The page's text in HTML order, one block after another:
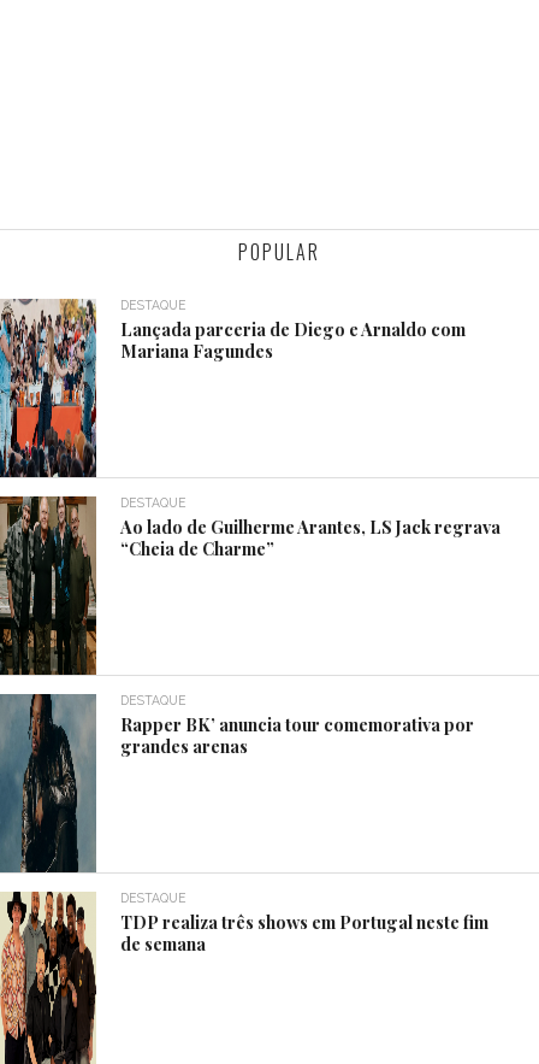
POPULAR
DESTAQUE
Lançada parceria de Diego e Arnaldo com
Mariana Fagundes
DESTAQUE
Ao lado de Guilherme Arantes, LS Jack regrava
“Cheia de Charme”
DESTAQUE
Rapper BK’ anuncia tour comemorativa por
grandes arenas
DESTAQUE
TDP realiza três shows em Portugal neste fim
de semana